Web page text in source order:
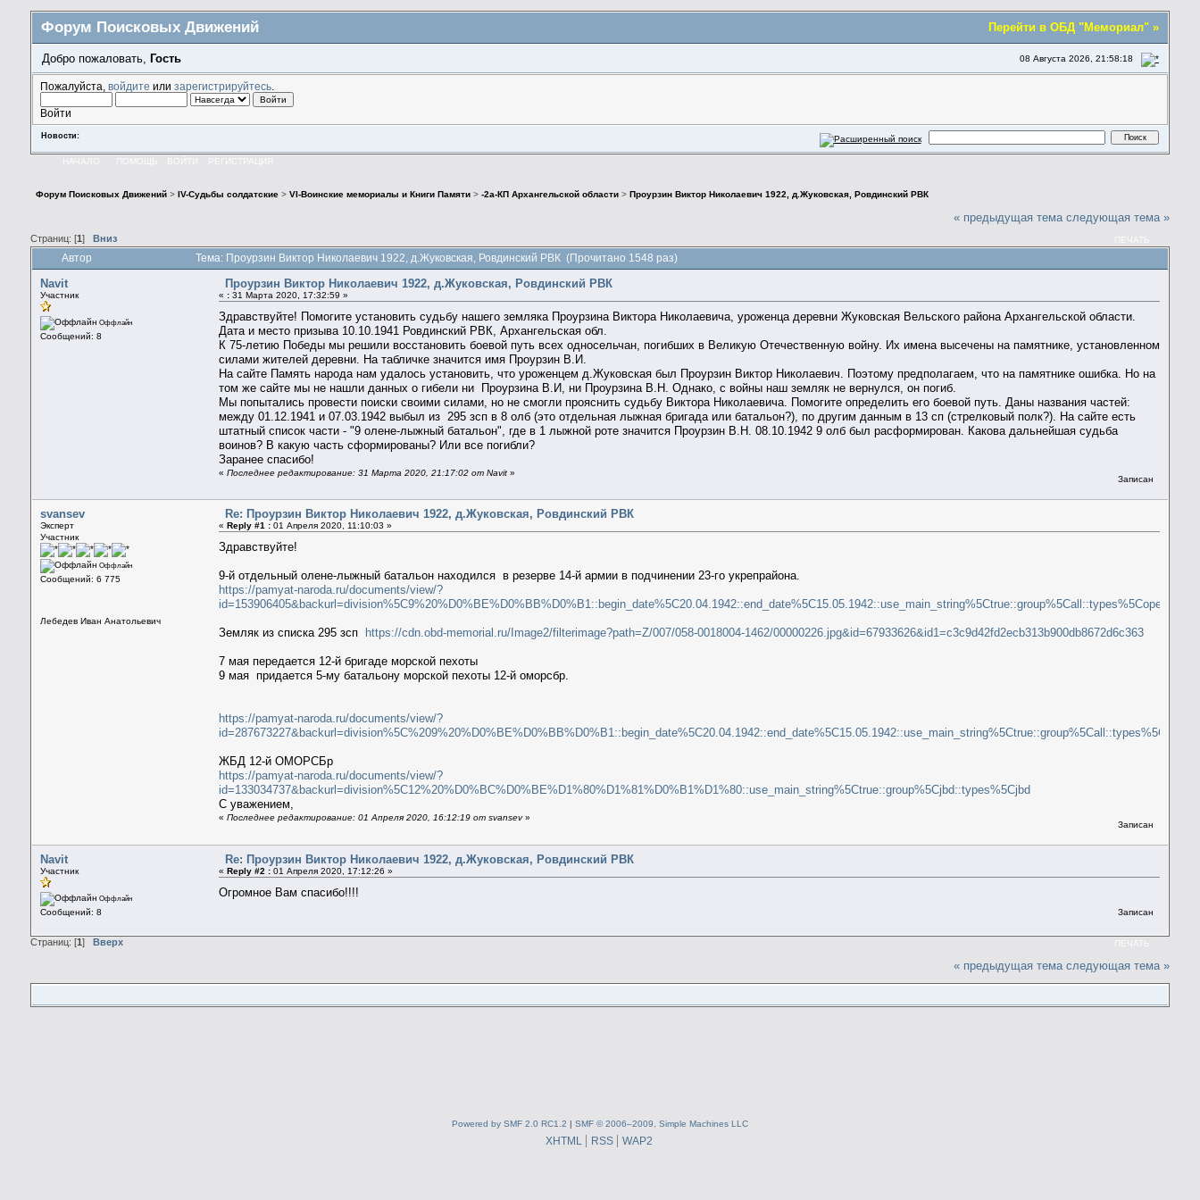
Перейти в ОБД "Мемориал" »
Форум Поисковых Движений
08 Августа 2026, 21:58:18
Добро пожаловать, Гость
Пожалуйста, войдите или зарегистрируйтесь.
Войти
Новости:
НАЧАЛО ПОМОЩЬ ВОЙТИ РЕГИСТРАЦИЯ
Форум Поисковых Движений > IV-Судьбы солдатские >VI-Воинские мемориалы и Книги Памяти >-2а-КП Архангельской области > Проурзин Виктор Николаевич 1922, д.Жуковская, Ровдинский РВК
« предыдущая тема следующая тема »
Страниц: [1 ] Вниз ПЕЧАТЬ
Автор Тема: Проурзин Виктор Николаевич 1922, д.Жуковская, Ровдинский РВК (Прочитано 1548 раз)
Navit
Участник
Оффлайн
Сообщений: 8
Проурзин Виктор Николаевич 1922, д.Жуковская, Ровдинский РВК
« : 31 Марта 2020, 17:32:59 »
Здравствуйте! Помогите установить судьбу нашего земляка Проурзина Виктора Николаевича, уроженца деревни Жуковская Вельского района Архангельской области.
Дата и место призыва 10.10.1941 Ровдинский РВК, Архангельская обл.
К 75-летию Победы мы решили восстановить боевой путь всех односельчан, погибших в Великую Отечественную войну. Их имена высечены на памятнике, установленном
силами жителей деревни. На табличке значится имя Проурзин В.И.
На сайте Память народа нам удалось установить, что уроженцем д.Жуковская был Проурзин Виктор Николаевич. Поэтому предполагаем, что на памятнике ошибка. Но на
том же сайте мы не нашли данных о гибели ни Проурзина В.И, ни Проурзина В.Н. Однако, с войны наш земляк не вернулся, он погиб.
Мы попытались провести поиски своими силами, но не смогли прояснить судьбу Виктора Николаевича. Помогите определить его боевой путь. Даны названия частей:
между 01.12.1941 и 07.03.1942 выбыл из 295 зсп в 8 олб (это отдельная лыжная бригада или батальон?), по другим данным в 13 сп (стрелковый полк?). На сайте есть
штатный список части - "9 олене-лыжный батальон", где в 1 лыжной роте значится Проурзин В.Н. 08.10.1942 9 олб был расформирован. Какова дальнейшая судьба
воинов? В какую часть сформированы? Или все погибли?
Заранее спасибо!
«Последнее редактирование: 31 Марта 2020, 21:17:02 от Navit »
Записан
svansev
Эксперт
Участник
Оффлайн
Сообщений: 6 775
Лебедев Иван Анатольевич
Re: Проурзин Виктор Николаевич 1922, д.Жуковская, Ровдинский РВК
« Reply #1 : 01 Апреля 2020, 11:10:03 »
Здравствуйте!
9-й отдельный олене-лыжный батальон находился в резерве 14-й армии в подчинении 23-го укрепрайона.
https://pamyat-naroda.ru/documents/view/?
Земляк из списка 295 зсп https://cdn.obd-memorial.ru/Image2/filterimage?path=Z/007/058-0018004-1462/00000226.jpg&id=67933626&id1=c3c9d42fd2ecb313b900db8672d6c363
7 мая передается 12-й бригаде морской пехоты
9 мая придается 5-му батальону морской пехоты 12-й оморсбр.
https://pamyat-naroda.ru/documents/view/?
ЖБД 12-й ОМОРСБр
https://pamyat-naroda.ru/documents/view/?
id=133034737&backurl=division%5C12%20%D0%BC%D0%BE%D1%80%D1%81%D0%B1%D1%80::use_main_string%5Ctrue::group%5Cjbd::types%5Cjbd
С уважением,
«Последнее редактирование: 01 Апреля 2020, 16:12:19 от svansev»
Записан
Navit
Участник
Оффлайн
Сообщений: 8
Re: Проурзин Виктор Николаевич 1922, д.Жуковская, Ровдинский РВК
«Reply #2 : 01 Апреля 2020, 17:12:26 »
Огромное Вам спасибо!!!!
Записан
Страниц: [1 ] Вверх ПЕЧАТЬ
« предыдущая тема следующая тема »
Powered by SMF 2.0 RC1.2 | SMF © 2006–2009, Simple Machines LLC
XHTML RSS WAP2